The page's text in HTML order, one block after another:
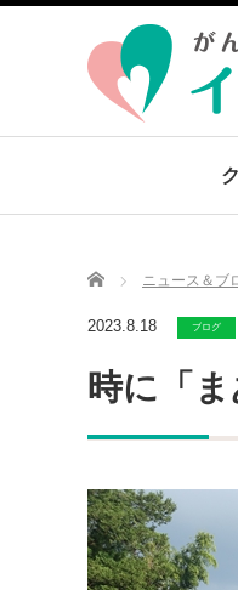
Home ニュース＆ブ
2023.8.18 ブログ
時に「